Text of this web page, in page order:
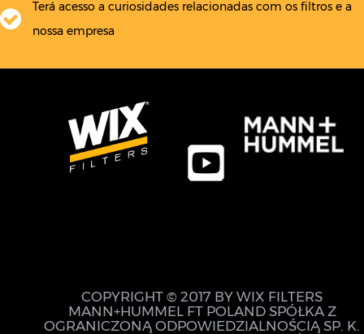
Terá acesso a curiosidades relacionadas com os filtros e a
nossa empresa
COPYRIGHT © 2017 BY WIX FILTERS
MANN+HUMMEL FT POLAND SPÓŁKA Z
OGRANICZONĄ ODPOWIEDZIALNOŚCIĄ SP. K.